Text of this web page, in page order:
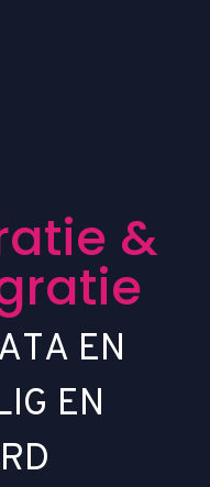
atie &
ratie
ATA EN
IG EN
RD